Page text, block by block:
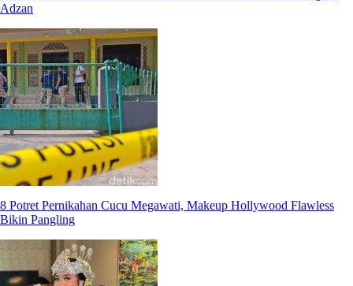
Adzan
8 Potret Pernikahan Cucu Megawati, Makeup Hollywood Flawless
Bikin Pangling